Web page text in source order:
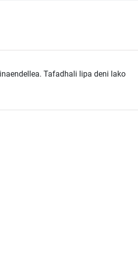
Tafadhali lipa deni lako